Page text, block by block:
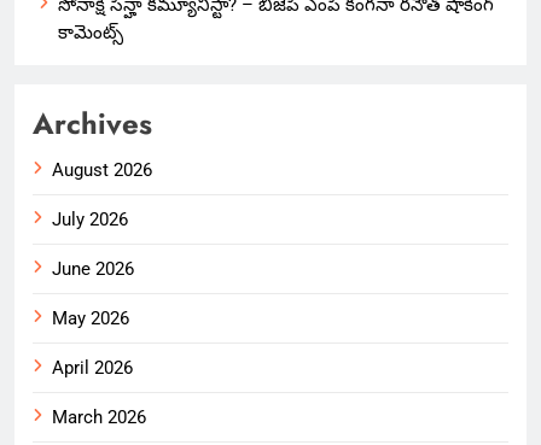
సోనాక్షి సిన్హా కమ్యూనిస్టా? – బీజేపీ ఎంపీ కంగనా రనౌత్ షాకింగ్
కామెంట్స్
Archives
August 2026
July 2026
June 2026
May 2026
April 2026
March 2026